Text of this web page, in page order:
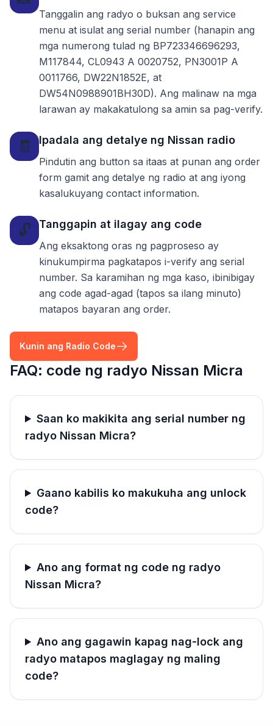
Tanggalin ang radyo o buksan ang service
menu at isulat ang serial number (hanapin ang
mga numerong tulad ng BP723346696293,
M117844, CL0943 A 0020752, PN3001P A
0011766, DW22N1852E, at
DW54N0988901BH30D). Ang malinaw na mga
larawan ay makakatulong sa amin sa pag-verify.
🧾 Ipadala ang detalye ng Nissan radio
Pindutin ang button sa itaas at punan ang order
form gamit ang detalye ng radio at ang iyong
kasalukuyang contact information.
🔓 Tanggapin at ilagay ang code
Ang eksaktong oras ng pagproseso ay
kinukumpirma pagkatapos i-verify ang serial
number. Sa karamihan ng mga kaso, ibinibigay
ang code agad-agad (tapos sa ilang minuto)
matapos bayaran ang order.
Kunin ang Radio Code
FAQ: code ng radyo Nissan Micra
Saan ko makikita ang serial number ng
radyo Nissan Micra?
Gaano kabilis ko makukuha ang unlock
code?
Ano ang format ng code ng radyo
Nissan Micra?
Ano ang gagawin kapag nag-lock ang
radyo matapos maglagay ng maling
code?